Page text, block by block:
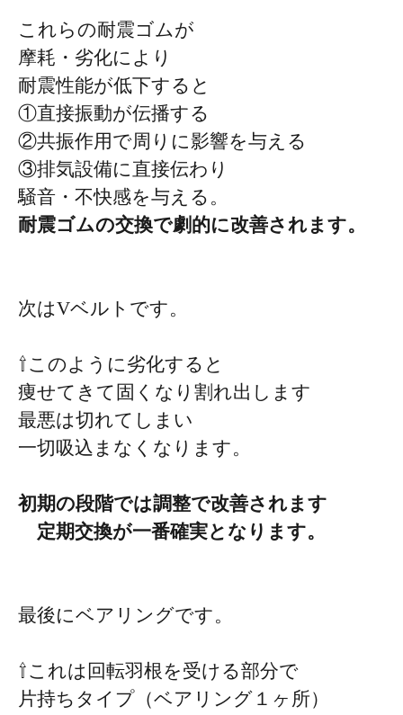
これらの耐震ゴムが
摩耗・劣化により
耐震性能が低下すると
①直接振動が伝播する
②共振作用で周りに影響を与える
③排気設備に直接伝わり
騒音・不快感を与える。
耐震ゴムの交換で劇的に改善されます。
次はVベルトです。
⇧このように劣化すると
痩せてきて固くなり割れ出します
最悪は切れてしまい
一切吸込まなくなります。
初期の段階では調整で改善されます
定期交換が一番確実となります。
最後にベアリングです。
⇧これは回転羽根を受ける部分で
片持ちタイプ（ベアリング１ヶ所）